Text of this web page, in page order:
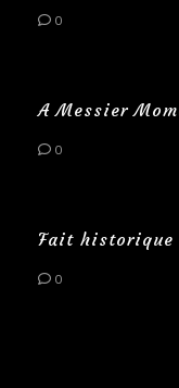
0
A Messier
0
Fait historique
0